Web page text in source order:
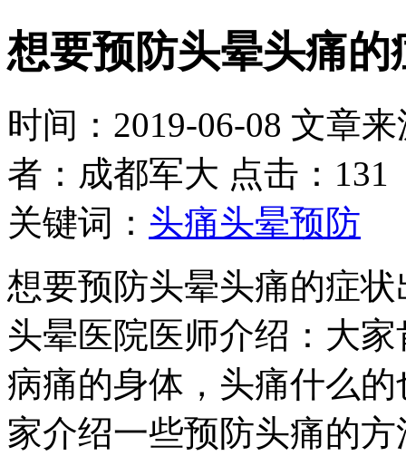
想要预防头晕头痛
时间：2019-06-08 文章
者：成都军大 点击：131
关键词： 头痛头晕预防
想要预防头晕头痛的症
头晕医院医师介绍：大
病痛的身体，头痛什么
家介绍一些预防头痛的方